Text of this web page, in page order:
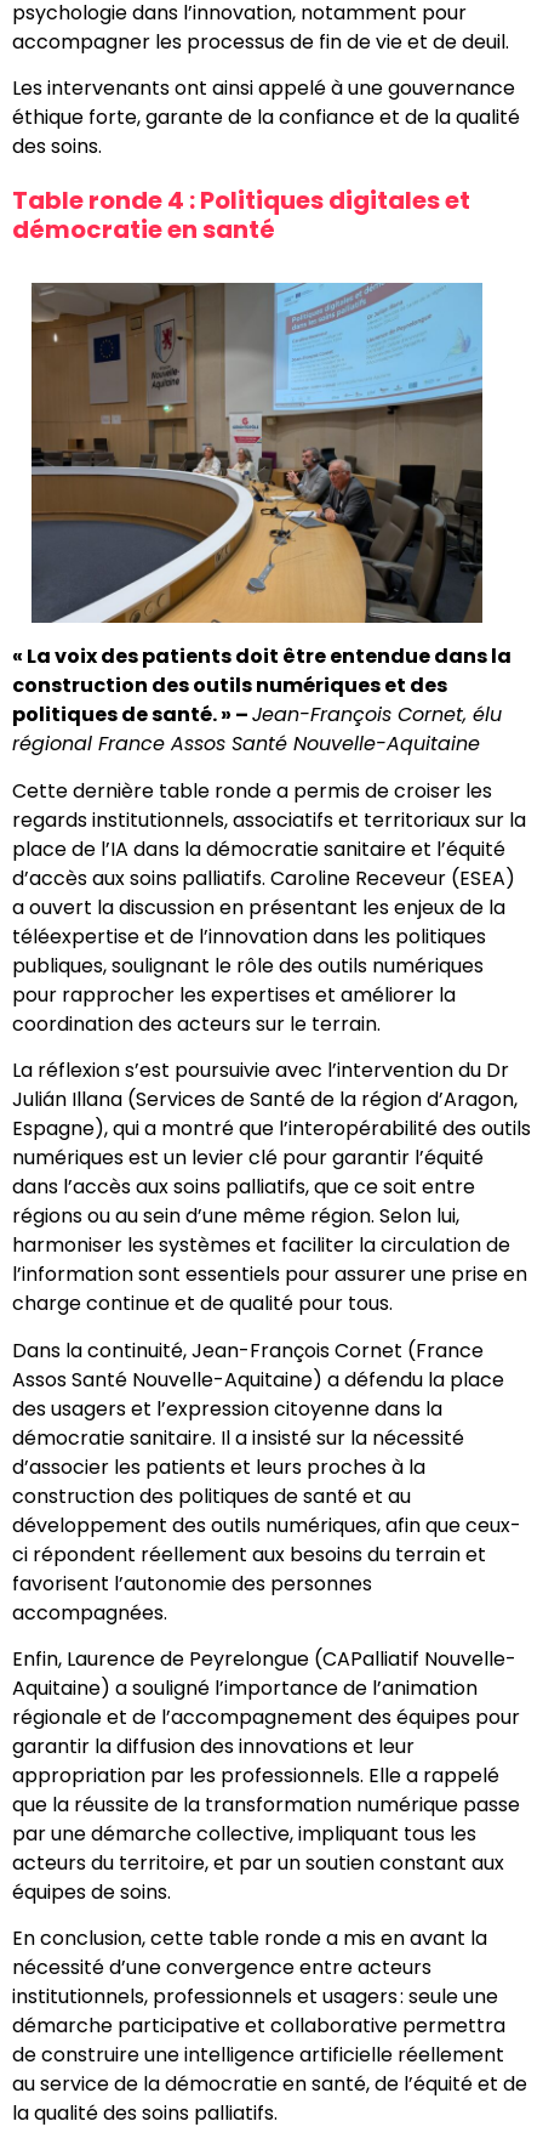
psychologie dans l’innovation, notamment pour
accompagner les processus de fin de vie et de deuil.
Les intervenants ont ainsi appelé à une gouvernance
éthique forte, garante de la confiance et de la qualité
des soins.
Table ronde 4 : Politiques digitales et
démocratie en santé
« La voix des patients doit être entendue dans la
construction des outils numériques et des
politiques de santé. » –Jean-François Cornet, élu
régional France Assos Santé Nouvelle-Aquitaine
Cette dernière table ronde a permis de croiser les
regards institutionnels, associatifs et territoriaux sur la
place de l’IA dans la démocratie sanitaire et l’équité
d’accès aux soins palliatifs. Caroline Receveur (ESEA)
a ouvert la discussion en présentant les enjeux de la
téléexpertise et de l’innovation dans les politiques
publiques, soulignant le rôle des outils numériques
pour rapprocher les expertises et améliorer la
coordination des acteurs sur le terrain.
La réflexion s’est poursuivie avec l’intervention du Dr
Julián Illana (Services de Santé de la région d’Aragon,
Espagne), qui a montré que l’interopérabilité des outils
numériques est un levier clé pour garantir l’équité
dans l’accès aux soins palliatifs, que ce soit entre
régions ou au sein d’une même région. Selon lui,
harmoniser les systèmes et faciliter la circulation de
l’information sont essentiels pour assurer une prise en
charge continue et de qualité pour tous.
Dans la continuité, Jean-François Cornet (France
Assos Santé Nouvelle-Aquitaine) a défendu la place
des usagers et l’expression citoyenne dans la
démocratie sanitaire. Il a insisté sur la nécessité
d’associer les patients et leurs proches à la
construction des politiques de santé et au
développement des outils numériques, afin que ceux-
ci répondent réellement aux besoins du terrain et
favorisent l’autonomie des personnes
accompagnées.
Enfin, Laurence de Peyrelongue (CAPalliatif Nouvelle-
Aquitaine) a souligné l’importance de l’animation
régionale et de l’accompagnement des équipes pour
garantir la diffusion des innovations et leur
appropriation par les professionnels. Elle a rappelé
que la réussite de la transformation numérique passe
par une démarche collective, impliquant tous les
acteurs du territoire, et par un soutien constant aux
équipes de soins.
En conclusion, cette table ronde a mis en avant la
nécessité d’une convergence entre acteurs
institutionnels, professionnels et usagers : seule une
démarche participative et collaborative permettra
de construire une intelligence artificielle réellement
au service de la démocratie en santé, de l’équité et de
la qualité des soins palliatifs.